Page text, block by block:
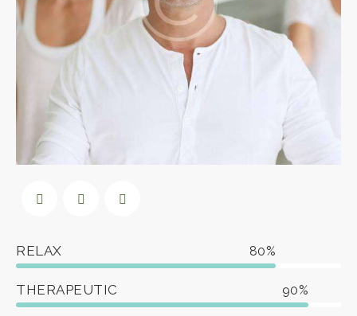
RELAX 80%
THERAPEUTIC 90%